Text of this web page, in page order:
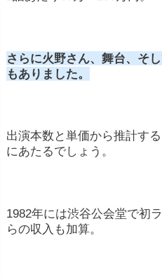
さらに火野さん、舞台、そ
もありました。
出演本数と単価から推計す
にあたるでしょう。
1982年には渋谷公会堂で初
らの収入も加算。